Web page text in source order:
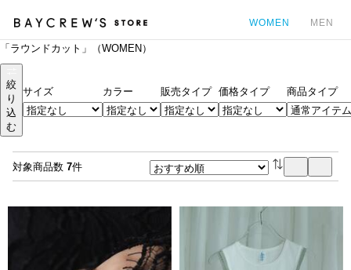
WOMEN MEN
「ラウンドカット」（WOMEN）
絞
り
込
む
サイズ カラー 販売タイプ 価格タイプ 商品タイプ
対象商品数 7件